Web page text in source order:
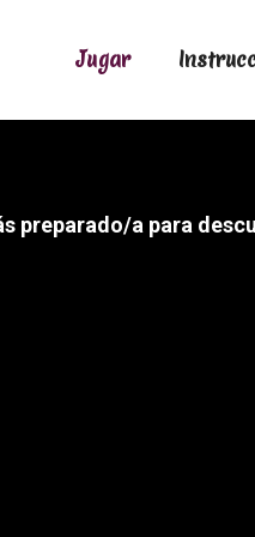
Jugar
preparado/a para